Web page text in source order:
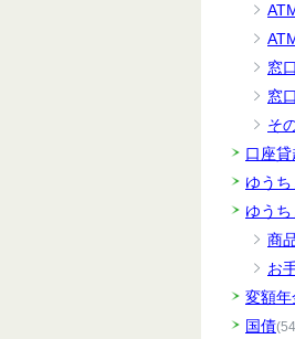
窓
窓
そ
口座
ゆう
ゆう
商
お
変額
国債